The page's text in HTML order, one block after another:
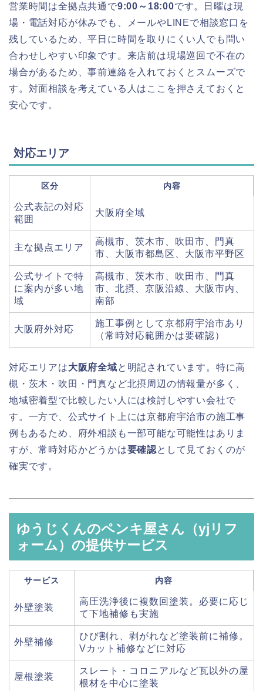
営業時間は全拠点共通で9:00～18:00です。日曜は現
場・電話対応が休みでも、メールやLINEで相談窓口を
残しているため、平日に時間を取りにくい人でも問い
合わせしやすい印象です。来店前は現場巡回で不在の
場合があるため、事前連絡を入れておくとスムーズで
す。対面相談を考えている人はここを押さえておくと
安心です。
対応エリア
区分 内容
公式表記の対応
範囲
大阪府全域
主な拠点エリア
高槻市、茨木市、吹田市、門真
市、大阪市都島区、大阪市平野区
公式サイトで特
に案内が多い地
域
高槻市、茨木市、吹田市、門真
市、北摂、京阪沿線、大阪市内、
南部
大阪府外対応
施工事例として京都府宇治市あり
（常時対応範囲かは要確認）
対応エリアは大阪府全域と明記されています。特に高
槻・茨木・吹田・門真など北摂周辺の情報量が多く、
地域密着型で比較したい人には検討しやすい会社で
す。一方で、公式サイト上には京都府宇治市の施工事
例もあるため、府外相談も一部可能な可能性はありま
すが、常時対応かどうかは要確認として見ておくのが
確実です。
ゆうじくんのペンキ屋さん（yjリフ
ォーム）の提供サービス
サービス 内容
外壁塗装
高圧洗浄後に複数回塗装。必要に応じ
て下地補修も実施
外壁補修
ひび割れ、剥がれなど塗装前に補修。
Vカット補修などに対応
屋根塗装
スレート・コロニアルなど瓦以外の屋
根材を中心に塗装